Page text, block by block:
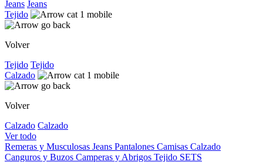
Jeans Jeans
Tejido
Volver
Tejido Tejido
Calzado
Volver
Calzado Calzado
Ver todo
Remeras y Musculosas Jeans Pantalones Camisas Calzado
Canguros y Buzos Camperas y Abrigos Tejido SETS